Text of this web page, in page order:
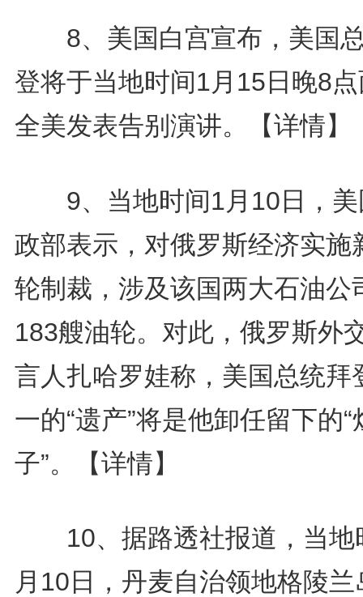
8、美国白宫宣布，美国
登将于当地时间1月15日晚8
全美发表告别演讲。
【详情】
9、当地时间1月10日，美
政部表示，对俄罗斯经济实施
轮制裁，涉及该国两大石油公
183艘油轮。对此，俄罗斯外
言人扎哈罗娃称，美国总统拜
一的“遗产”将是他卸任留下的“
子”。
【详情】
10、据路透社报道，当地
月10日，丹麦自治领地格陵兰